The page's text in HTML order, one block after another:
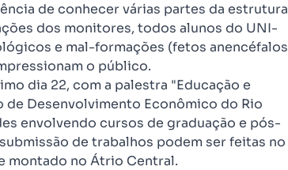
de conhecer várias partes da estrutura
dos monitores, todos alunos do UNI-
e mal-formações (fetos anencéfalos
o público.
dia 22, com a palestra "Educação e
Desenvolvimento Econômico do Rio
envolvendo cursos de graduação e pós-
de trabalhos podem ser feitas no
montado no Átrio Central.